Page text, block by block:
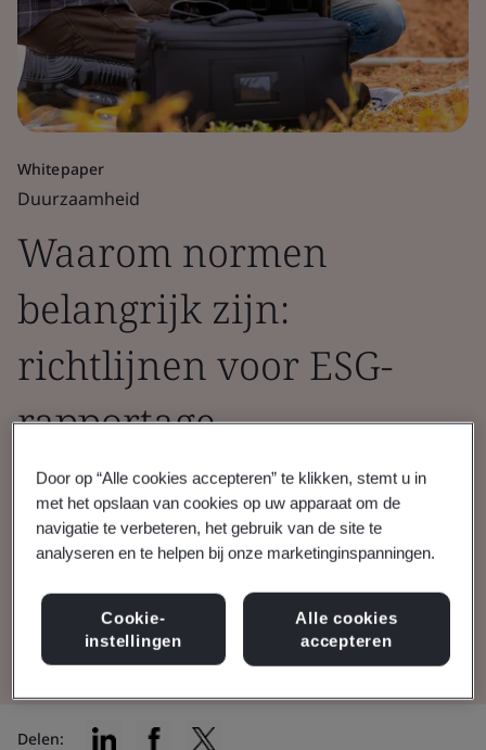
Whitepaper
Duurzaamheid
Waarom normen
belangrijk zijn:
richtlijnen voor ESG-
rapportage
Normen gebruiken om verplichte en
vrijwillige ESG-rapportage wereldwijd te
ondersteunen.
Lees het rapport
Delen:
Door op “Alle cookies accepteren” te klikken, stemt u in
met het opslaan van cookies op uw apparaat om de
navigatie te verbeteren, het gebruik van de site te
analyseren en te helpen bij onze marketinginspanningen.
Cookie-
instellingen
Alle cookies
accepteren